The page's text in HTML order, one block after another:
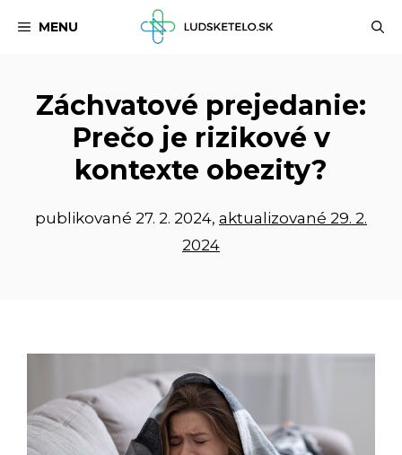
MENU
Záchvatové prejedanie:
Prečo je rizikové v
kontexte obezity?
publikované 27. 2. 2024, aktualizované 29. 2.
2024